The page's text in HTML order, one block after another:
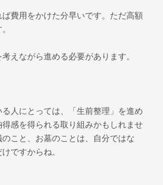
費用をかけた分早いです。ただ高額
えながら進める必要があります。
人にとっては、「生前整理」を進め
感を得られる取り組みかもしれませ
こと、お墓のことは、自分ではな
ですからね。